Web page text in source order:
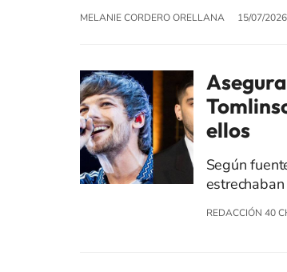
MELANIE CORDERO ORELLANA 15/07/2026
ellos
Según
REDACCIÓN 40